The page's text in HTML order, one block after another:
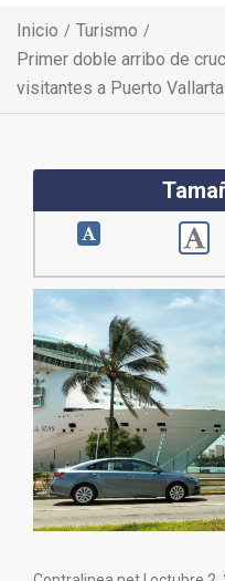
Inicio
Turismo
Primer doble arribo de
visitantes a Puerto Vallarta